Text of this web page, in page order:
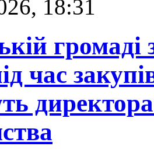
18:31
час